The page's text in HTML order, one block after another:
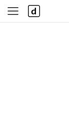
사
이
다
나
와